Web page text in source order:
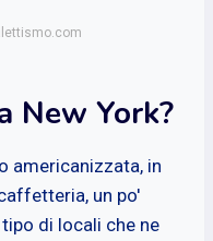
New York?
americanizzata, in
un po'
di locali che ne